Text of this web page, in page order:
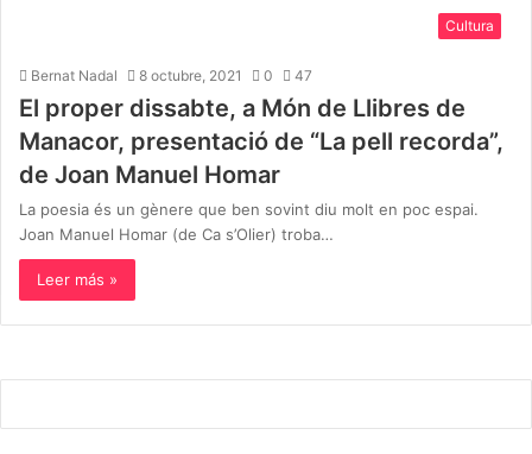
Cultura
Bernat Nadal 8 octubre, 2021 0 47
El proper dissabte, a Món de Llibres de
Manacor, presentació de “La pell recorda”,
de Joan Manuel Homar
La poesia és un gènere que ben sovint diu molt en poc espai.
Joan Manuel Homar (de Ca s’Olier) troba…
Leer más »